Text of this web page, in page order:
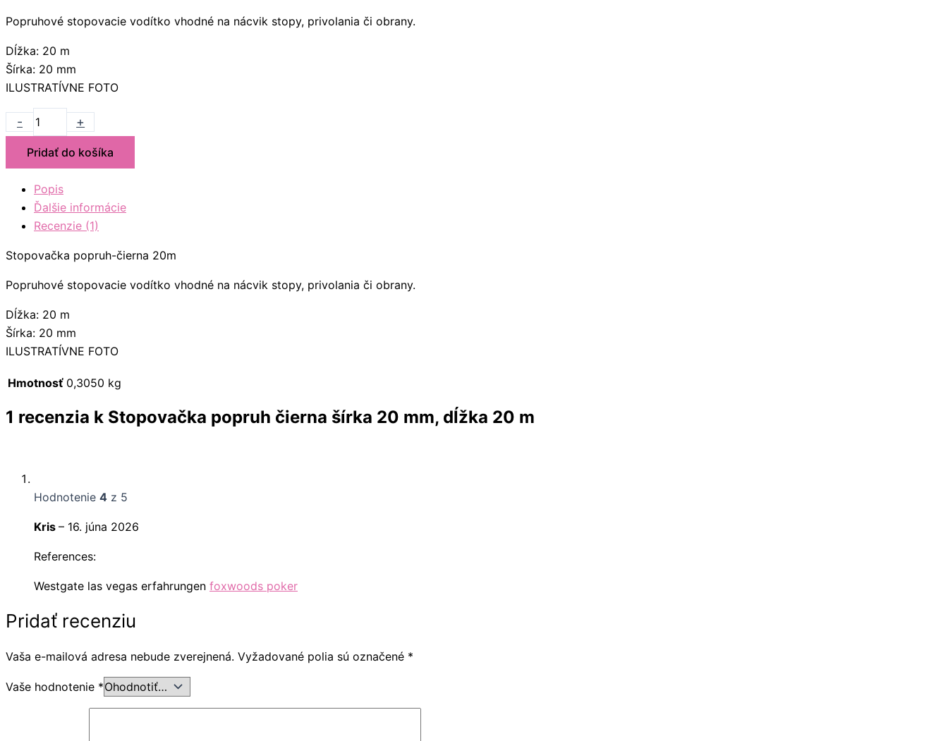
Popruhové stopovacie vodítko vhodné na nácvik stopy, privolania či obrany.
Dĺžka: 20 m
Šírka: 20 mm
ILUSTRATÍVNE FOTO
- +
Pridať do košíka
Popis
Ďalšie informácie
Recenzie (1)
Stopovačka popruh-čierna 20m
Popruhové stopovacie vodítko vhodné na nácvik stopy, privolania či obrany.
Dĺžka: 20 m
Šírka: 20 mm
ILUSTRATÍVNE FOTO
Hmotnosť 0,3050 kg
1 recenzia k Stopovačka popruh čierna šírka 20 mm, dĺžka 20 m
Hodnotenie 4 z 5
Kris – 16. júna 2026
References:
Westgate las vegas erfahrungen foxwoods poker
Pridať recenziu
Vaša e-mailová adresa nebude zverejnená. Vyžadované polia sú označené *
Vaše hodnotenie *